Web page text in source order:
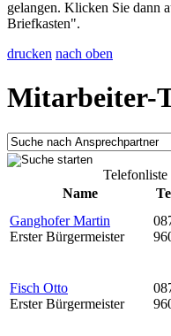
gelangen. Klicken Sie dann
Briefkasten".
drucken nach oben
Mitarbeiter-
Name
Ganghofer Martin
Erster Bürgermeister
Fisch Otto
Erster Bürgermeister